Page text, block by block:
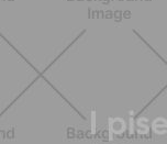
I